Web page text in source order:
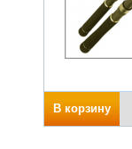
В корзину